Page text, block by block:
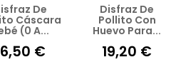
Añadir A La Cesta
De
Cáscara
(0 A...
€
Añadir A La Cesta
Disfraz De
Pollito Con
Huevo Para...
19,20 €